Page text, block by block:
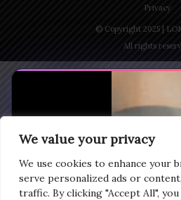
We value your privacy
We use cookies to enhance your
serve personalized ads or
traffic. By clicking "Accept All",
Privacy
© Copyright 2025 |
All rights